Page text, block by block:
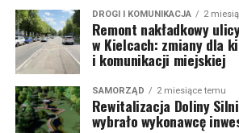
DROGI I KOMUNIKACJA 2
Remont nakładkowy
w Kielcach: zmiany dla
i komunikacji miejskiej
SAMORZĄD 2 miesiące temu
Rewitalizacja Doliny
wybrało wykonawcę